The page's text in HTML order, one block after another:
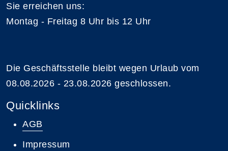
Sie erreichen uns:
Montag - Freitag 8 Uhr bis 12 Uhr
Die Geschäftsstelle bleibt wegen Urlaub vom
08.08.2026 - 23.08.2026 geschlossen.
Quicklinks
AGB
Impressum